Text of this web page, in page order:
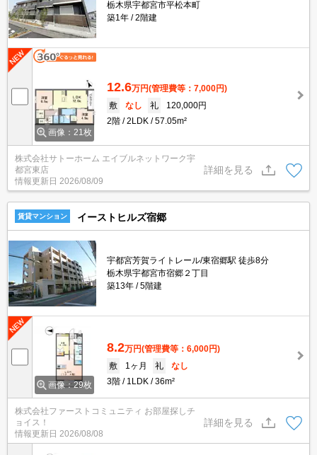
栃木県宇都宮市平松本町
築1年
2階建
画像：21枚
12.6万円(管理費等：7,000円)
敷
なし 礼
120,000円
2階
2LDK 57.05m²
株式会社サトーホーム エイブルネットワーク宇
都宮東店
情報更新日 2026/08/09
詳細を見る
賃貸マンション イーストヒルズ宿郷
宇都宮芳賀ライトレール/東宿郷駅 徒歩8分
栃木県宇都宮市宿郷２丁目
築13年
5階建
画像：29枚
8.2万円(管理費等：6,000円)
敷
1ヶ月 礼
なし
3階
1LDK 36m²
株式会社ファーストコミュニティ お部屋探しチ
ョイス！
情報更新日 2026/08/08
詳細を見る